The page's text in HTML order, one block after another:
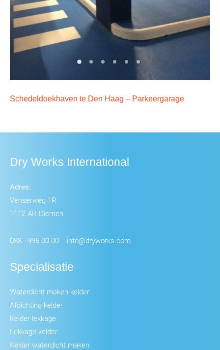
Schedeldoekhaven te Den Haag – Parkeergarage
Dry Works International
Adres:
Venserweg 1R
1112 AR Diemen
088 - 996 00 00 info@dryworks.com
Specialisatie
Waterdicht maken kelder
Afdichting kelder
Kelder lekkage
Lekkage kelder
Kelder waterdicht maken